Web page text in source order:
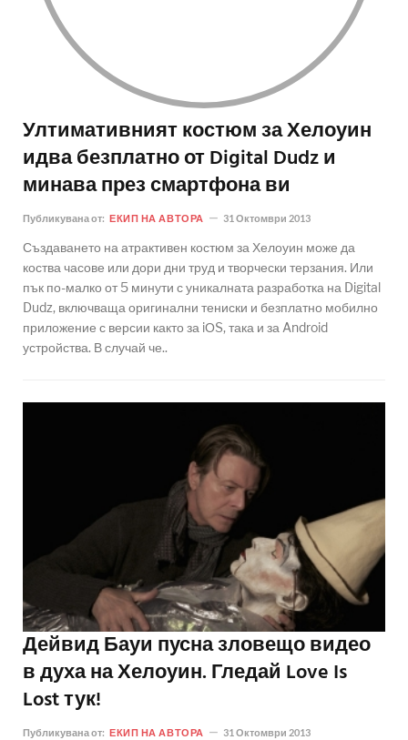
Ултимативният костюм за Хелоуин
идва безплатно от Digital Dudz и
минава през смартфона ви
Публикувана от: ЕКИП НА АВТОРА 31 Октомври 2013
Създаването на атрактивен костюм за Хелоуин може да
коства часове или дори дни труд и творчески терзания. Или
пък по-малко от 5 минути с уникалната разработка на Digital
Dudz, включваща оригинални тениски и безплатно мобилно
приложение с версии както за iОS, така и за Android
устройства. В случай че..
Дейвид Бауи пусна зловещо видео
в духа на Хелоуин. Гледай Love Is
Lost тук!
Публикувана от: ЕКИП НА АВТОРА 31 Октомври 2013